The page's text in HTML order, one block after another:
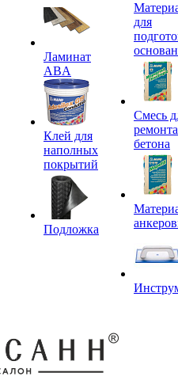
Ламинат
ABA
Клей для
наполных
покрытий
Подложка
для
Смесь
ремонта
бетона